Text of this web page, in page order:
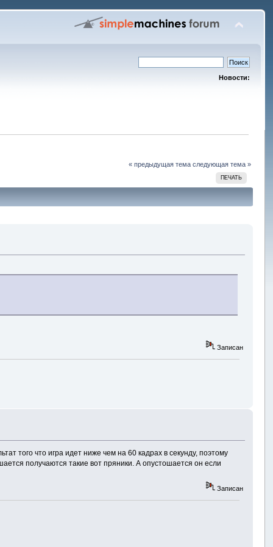
Новости:
« предыдущая тема следующая тема »
ПЕЧАТЬ
Записан
того что игра идет ниже чем на 60 кадрах в секунду, поэтому
получаются такие вот пряники. А опустошается он если
Записан